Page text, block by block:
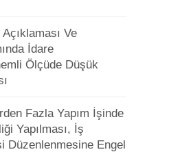
Ve
İdare
Ölçüde Düşük
Fazla Yapım İşinde
Yapılması, İş
Düzenlenmesine Engel